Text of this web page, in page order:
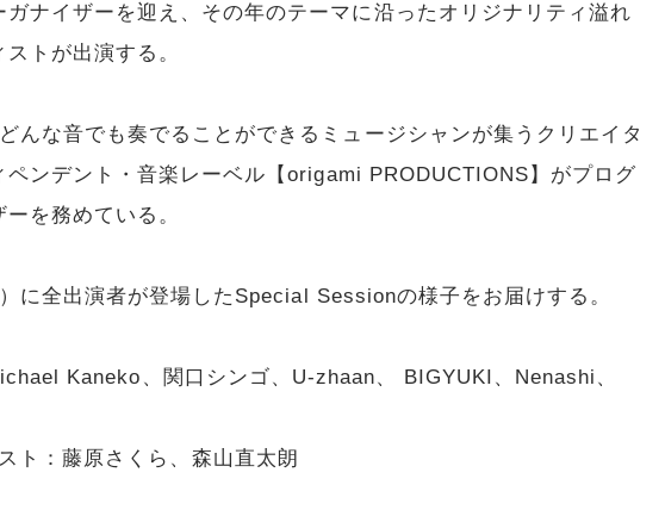
ガナイザーを迎え、その年のテーマに沿ったオリジナリティ溢れ
トが出演する。
んな音でも奏でることができるミュージシャンが集うクリエイタ
ペンデント・音楽レーベル【origami PRODUCTIONS】がプログ
を務めている。
に全出演者が登場したSpecial Sessionの様子をお届けする。
Kaneko、関口シンゴ、U-zhaan、 BIGYUKI、Nenashi、
ト：藤原さくら、森山直太朗